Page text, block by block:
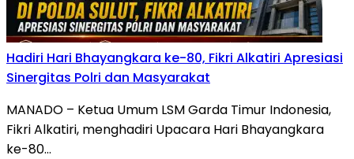
Hadiri Hari Bhayangkara ke-80, Fikri Alkatiri Apresiasi
Sinergitas Polri dan Masyarakat
MANADO – Ketua Umum LSM Garda Timur Indonesia,
Fikri Alkatiri, menghadiri Upacara Hari Bhayangkara
ke-80…